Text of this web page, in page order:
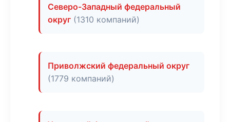
Северо-Западный федеральный
округ (1310 компаний)
Приволжский федеральный округ
(1779 компаний)